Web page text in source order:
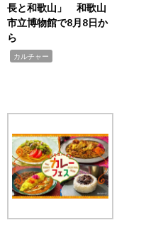
長と和歌山」 和歌山
市立博物館で8月8日か
ら
カルチャー